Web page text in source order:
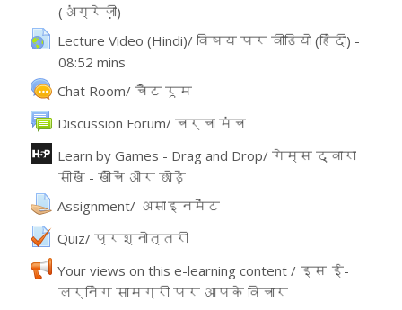
(अंग्रेज़ी)
URL
Lecture Video (Hindi)/ विषय पर वीडियो (हिंदी) -
08:52 mins
URL
Chat Room/ चैट रूम
Discussion Forum/ चर्चा मंच
వేదిక
Learn by Games - Drag and Drop/ गेम्स द्वारा
सीखें - खींचें और छोड़ेंఇంటరాక్టివ్ కంటెంట్
Assignment/ असाइनमेंट
అసైన్మెంట్
Quiz/ प्रश्नोत्तरी
Your views on this e-learning content / इस ई-
लर्निंग सामग्री पर आपके विचार
Feedback